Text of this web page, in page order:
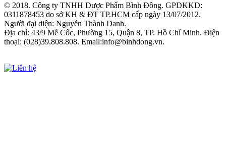
© 2018. Công ty TNHH Dược Phẩm Bình Đông. GPDKKD:
0311878453 do sở KH & ĐT TP.HCM cấp ngày 13/07/2012.
Người đại diện: Nguyễn Thành Danh.
Địa chỉ: 43/9 Mễ Cốc, Phường 15, Quận 8, TP. Hồ Chí Minh. Điện
thoại: (028)39.808.808. Email:info@binhdong.vn.